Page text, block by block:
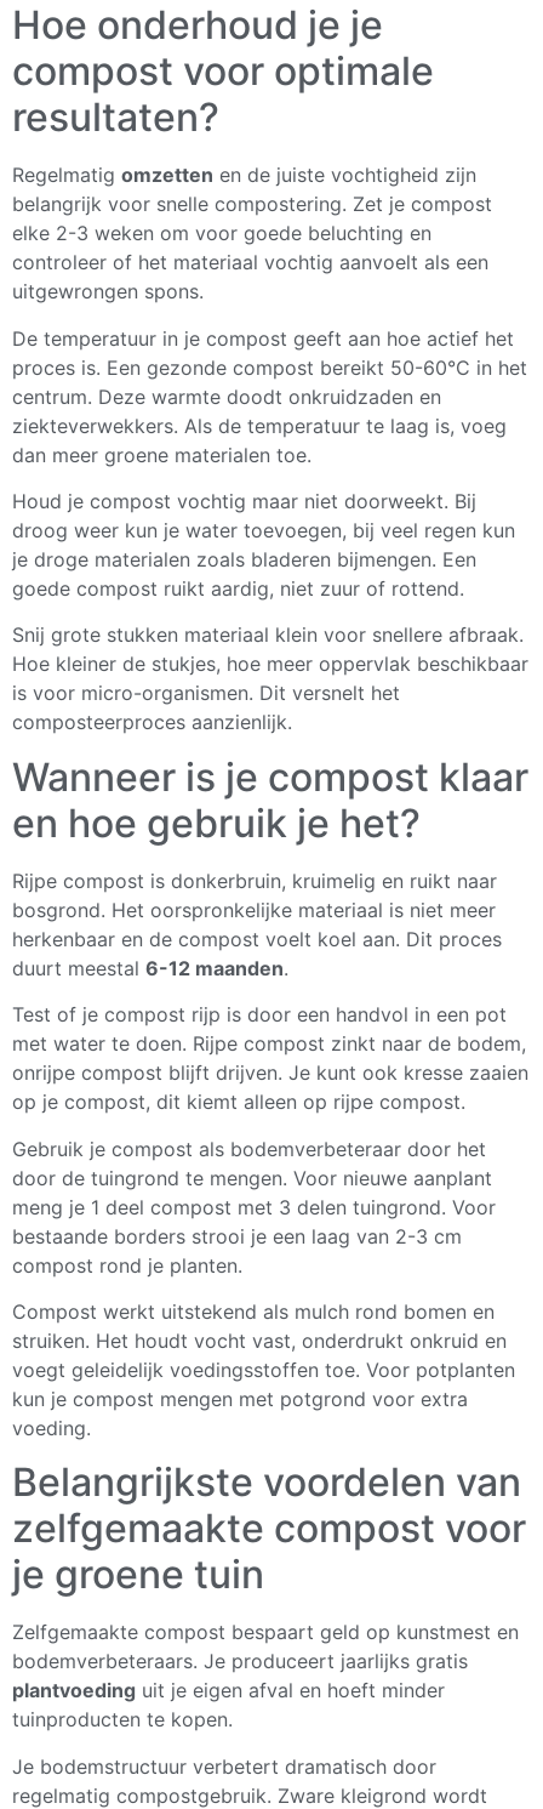
Hoe onderhoud je je
compost voor optimale
resultaten?
Regelmatig omzetten en de juiste vochtigheid zijn
belangrijk voor snelle compostering. Zet je compost
elke 2-3 weken om voor goede beluchting en
controleer of het materiaal vochtig aanvoelt als een
uitgewrongen spons.
De temperatuur in je compost geeft aan hoe actief het
proces is. Een gezonde compost bereikt 50-60°C in het
centrum. Deze warmte doodt onkruidzaden en
ziekteverwekkers. Als de temperatuur te laag is, voeg
dan meer groene materialen toe.
Houd je compost vochtig maar niet doorweekt. Bij
droog weer kun je water toevoegen, bij veel regen kun
je droge materialen zoals bladeren bijmengen. Een
goede compost ruikt aardig, niet zuur of rottend.
Snij grote stukken materiaal klein voor snellere afbraak.
Hoe kleiner de stukjes, hoe meer oppervlak beschikbaar
is voor micro-organismen. Dit versnelt het
composteerproces aanzienlijk.
Wanneer is je compost klaar
en hoe gebruik je het?
Rijpe compost is donkerbruin, kruimelig en ruikt naar
bosgrond. Het oorspronkelijke materiaal is niet meer
herkenbaar en de compost voelt koel aan. Dit proces
duurt meestal 6-12 maanden.
Test of je compost rijp is door een handvol in een pot
met water te doen. Rijpe compost zinkt naar de bodem,
onrijpe compost blijft drijven. Je kunt ook kresse zaaien
op je compost, dit kiemt alleen op rijpe compost.
Gebruik je compost als bodemverbeteraar door het
door de tuingrond te mengen. Voor nieuwe aanplant
meng je 1 deel compost met 3 delen tuingrond. Voor
bestaande borders strooi je een laag van 2-3 cm
compost rond je planten.
Compost werkt uitstekend als mulch rond bomen en
struiken. Het houdt vocht vast, onderdrukt onkruid en
voegt geleidelijk voedingsstoffen toe. Voor potplanten
kun je compost mengen met potgrond voor extra
voeding.
Belangrijkste voordelen van
zelfgemaakte compost voor
je groene tuin
Zelfgemaakte compost bespaart geld op kunstmest en
bodemverbeteraars. Je produceert jaarlijks gratis
plantvoeding uit je eigen afval en hoeft minder
tuinproducten te kopen.
Je bodemstructuur verbetert dramatisch door
regelmatig compostgebruik. Zware kleigrond wordt